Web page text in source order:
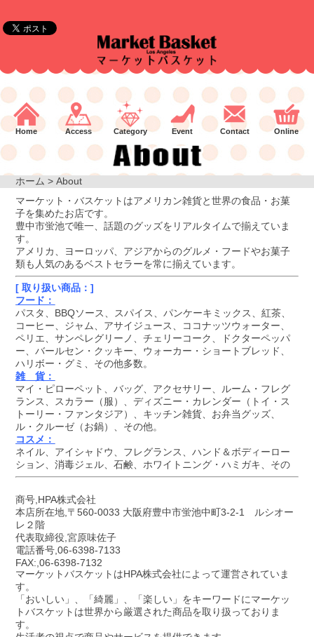
Home Access Category Event Contact Online
ホーム > About
マーケット・バスケットはアメリカン雑貨と世界の食品・お菓
子を集めたお店です。
豊中市蛍池で唯一、話題のグッズをリアルタイムで揃えていま
す。
アメリカ、ヨーロッパ、アジアからのグルメ・フードやお菓子
類も人気のあるベストセラーを常に揃えています。
[ 取り扱い商品：]
フード：
パスタ、BBQソース、スパイス、パンケーキミックス、紅茶、
コーヒー、ジャム、アサイジュース、ココナッツウォーター、
ペリエ、サンペレグリーノ、チェリーコーク、ドクターペッパ
ー、バールセン・クッキー、ウォーカー・ショートブレッド、
ハリボー・グミ、その他多数。
雑 貨：
マイ・ピローペット、バッグ、アクセサリー、ルーム・フレグ
ランス、スカラー（服）、ディズニー・カレンダー（トイ・ス
トーリー・ファンタジア）、キッチン雑貨、お弁当グッズ、
ル・クルーゼ（お鍋）、その他。
コスメ：
ネイル、アイシャドウ、フレグランス、ハンド＆ボディーロー
ション、消毒ジェル、石鹸、ホワイトニング・ハミガキ、その
商号,HPA株式会社
本店所在地,〒560-0033 大阪府豊中市蛍池中町3-2-1 ルシオー
レ２階
代表取締役,宮原味佐子
電話番号,06-6398-7133
FAX:,06-6398-7132
マーケットバスケットはHPA株式会社によって運営されていま
す。
「おいしい」、「綺麗」、「楽しい」をキーワードにマーケッ
トバスケットは世界から厳選された商品を取り扱っておりま
す。